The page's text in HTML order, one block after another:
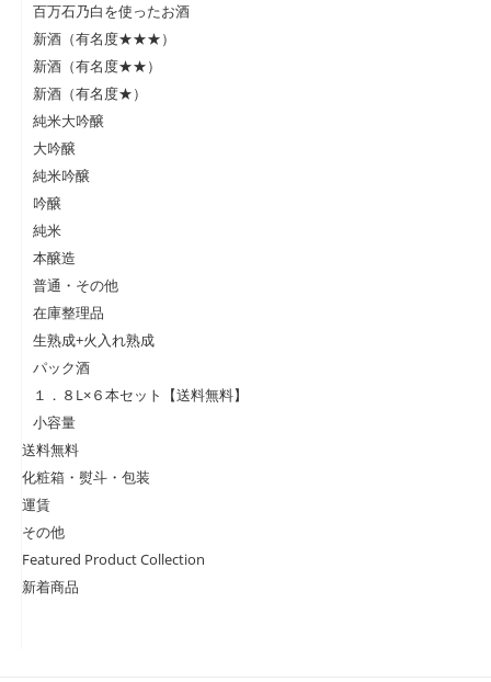
百万石乃白を使ったお酒
新酒（有名度★★★）
新酒（有名度★★）
新酒（有名度★）
純米大吟醸
大吟醸
純米吟醸
吟醸
純米
本醸造
普通・その他
在庫整理品
生熟成+火入れ熟成
パック酒
１．８L×６本セット【送料無料】
小容量
送料無料
化粧箱・熨斗・包装
運賃
その他
Featured Product Collection
新着商品